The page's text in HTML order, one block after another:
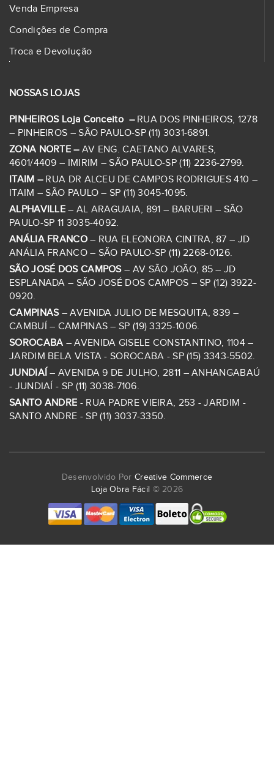
Venda Empresa
Condições de Compra
Troca e Devolução
NOSSAS LOJAS
PINHEIROS Loja Conceito – RUA DOS PINHEIROS, 1278
– PINHEIROS – SÃO PAULO-SP (11) 3031-6891.
ZONA NORTE – AV ENG. CAETANO ALVARES,
4601/4409 – IMIRIM – SÃO PAULO-SP (11) 2236-2799.
ITAIM – RUA DR ALCEU DE CAMPOS RODRIGUES 410 –
ITAIM – SÃO PAULO – SP (11) 3045-1095.
ALPHAVILLE – AL ARAGUAIA, 891 – BARUERI – SÃO
PAULO-SP 11 3035-4092.
ANÁLIA FRANCO– RUA ELEONORA CINTRA, 87 – JD
ANÁLIA FRANCO – SÃO PAULO-SP (11) 2268-0126.
SÃO JOSÉ DOS CAMPOS– AV SÃO JOÃO, 85 – JD
ESPLANADA – SÃO JOSÉ DOS CAMPOS – SP (12) 3922-
0920.
CAMPINAS– AVENIDA JULIO DE MESQUITA, 839 –
CAMBUÍ – CAMPINAS – SP (19) 3325-1006.
SOROCABA – AVENIDA GISELE CONSTANTINO, 1104 –
JARDIM BELA VISTA - SOROCABA - SP (15) 3343-5502.
JUNDIAÍ – AVENIDA 9 DE JULHO, 2811 – ANHANGABAÚ
- JUNDIAÍ - SP (11) 3038-7106.
SANTO ANDRE - RUA PADRE VIEIRA, 253 - JARDIM -
SANTO ANDRE - SP (11) 3037-3350.
Desenvolvido Por Creative Commerce
Loja Obra Fácil © 2026